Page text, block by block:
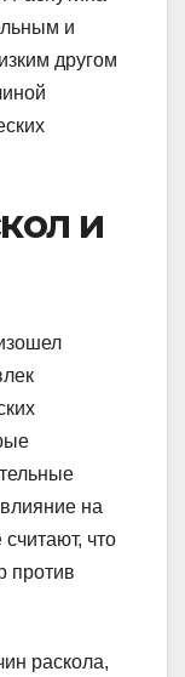
и
другом
и
на
что
против
раскола,